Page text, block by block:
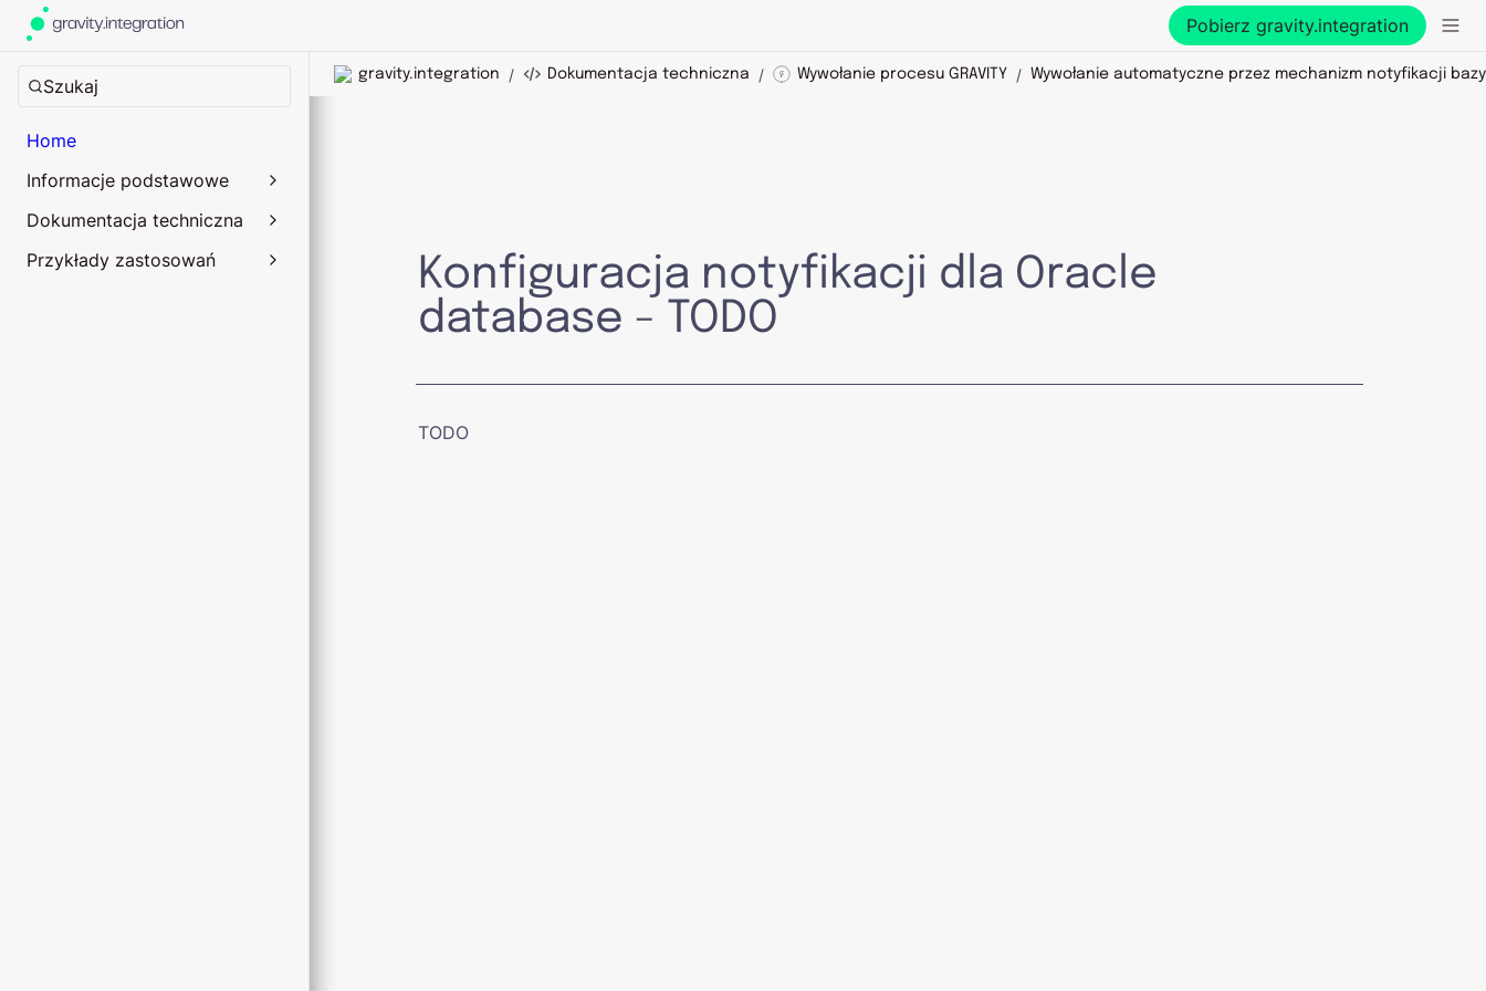
Pobierz gravity.integration
Home
Informacje podstawowe
Dokumentacja techniczna
Przykłady zastosowań
gravity.integration / Dokumentacja techniczna / Wywołanie procesu GRAVITY / Wywołanie automatyczne przez mechanizm notyfikacji
Konfiguracja notyfikacji dla Oracle
database - TODO
TODO